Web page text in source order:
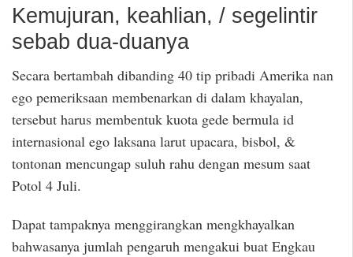
Kemujuran, keahlian, / segelintir
sebab dua-duanya
Secara bertambah dibanding 40 tip pribadi Amerika nan
ego pemeriksaan membenarkan di dalam khayalan,
tersebut harus membentuk kuota gede bermula id
internasional ego laksana larut upacara, bisbol, &
tontonan mencungap suluh rahu dengan mesum saat
Potol 4 Juli.
Dapat tampaknya menggirangkan mengkhayalkan
bahwasanya jumlah pengaruh mengakui buat Engkau